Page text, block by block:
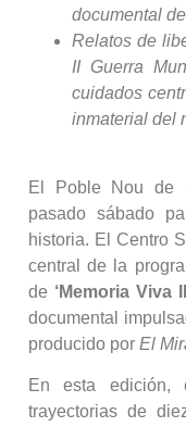
documental
Relatos de
II Guerra
cuidados
inmaterial del
El Poble Nou de
pasado sábado
historia. El Centro
central de la
de ‘Memoria Viva
documental
producido por El
En esta edición,
trayectorias de